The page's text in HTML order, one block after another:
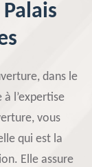
dans le
l’expertise
vous
qui est la
Elle assure